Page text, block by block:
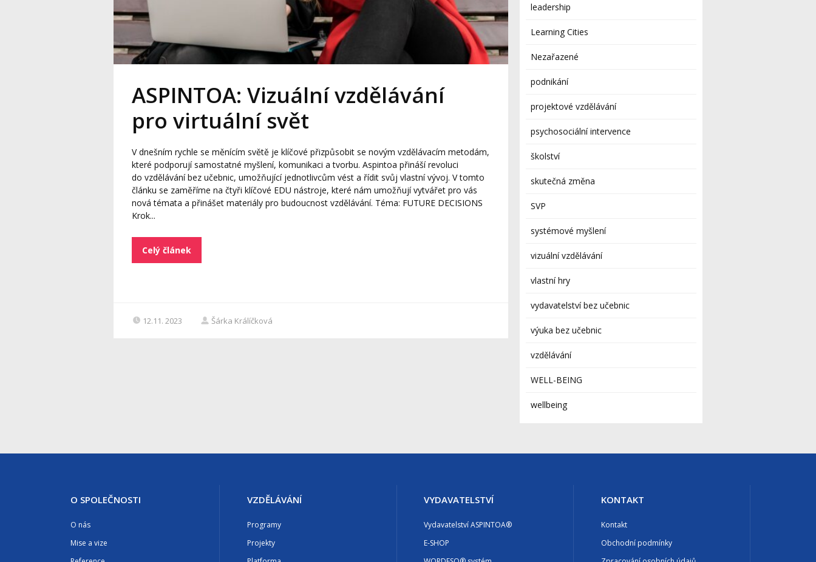
ASPINTOA: Vizuální vzdělávání
pro virtuální svět
V dnešním rychle se měnícím světě je klíčové přizpůsobit se novým vzdělávacím metodám,
které podporují samostatné myšlení, komunikaci a tvorbu. Aspintoa přináší revoluci
do vzdělávání bez učebnic, umožňující jednotlivcům vést a řídit svůj vlastní vývoj. V tomto
článku se zaměříme na čtyři klíčové EDU nástroje, které nám umožňují vytvářet pro vás
nová témata a přinášet materiály pro budoucnost vzdělávání. Téma: FUTURE DECISIONS
Krok...
Celý článek
12.11. 2023 Šárka Králíčková
leadership
Learning Cities
Nezařazené
podnikání
projektové vzdělávání
psychosociální intervence
školství
skutečná změna
SVP
systémové myšlení
vizuální vzdělávání
vlastní hry
vydavatelství bez učebnic
výuka bez učebnic
vzdělávání
WELL-BEING
wellbeing
O SPOLEČNOSTI
O nás
Mise a vize
VZDĚLÁVÁNÍ
Programy
Projekty
VYDAVATELSTVÍ
Vydavatelství ASPINTOA®
E-SHOP
KONTAKT
Kontakt
Obchodní podmínky